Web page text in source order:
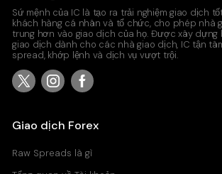
Sứ mệnh của IC là tạo ra trải nghiệm giao dịch
khách hàng cá nhân và tổ chức, cho phép nhà
trung hơn vào giao dịch của họ. Được xây dựng
giao dịch dành cho các nhà giao dịch, IC tận
spread, khớp lệnh và dịch vụ vượt trội.
Giao dịch Forex
Raw Spreads là gì